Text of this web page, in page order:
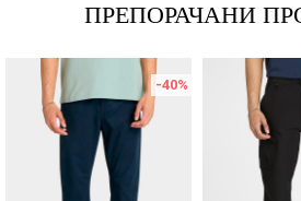
Порака
ПРЕПОРАЧАНИ
-40%